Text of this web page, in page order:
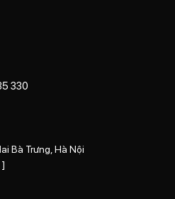
330
Bà Trưng, Hà Nội